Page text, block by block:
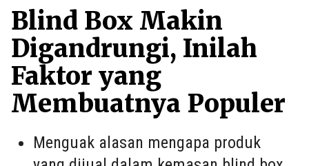
Blind Box Makin
Digandrungi, Inilah
Faktor yang
Membuatnya Populer
Menguak alasan mengapa produk